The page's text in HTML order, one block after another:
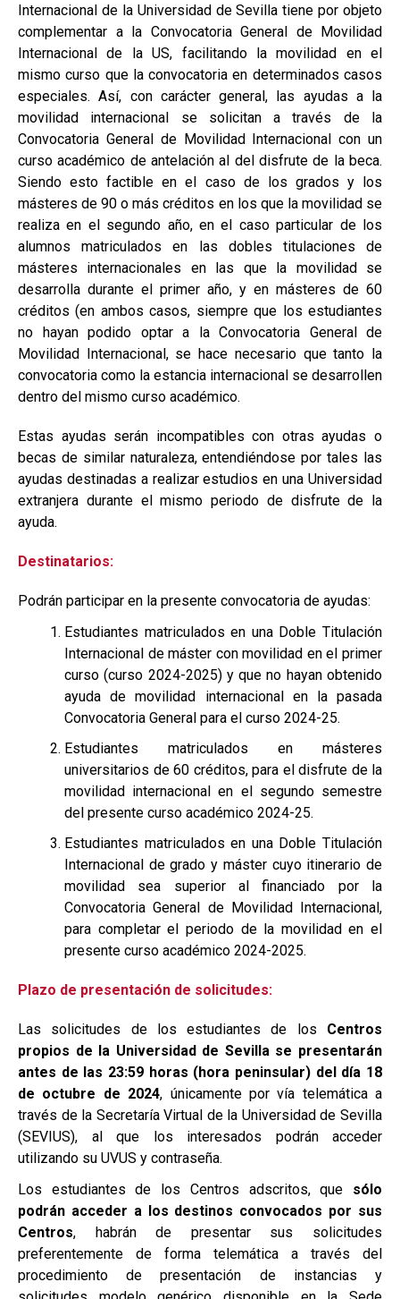
Internacional de la Universidad de Sevilla tiene por objeto
complementar a la Convocatoria General de Movilidad
Internacional de la US, facilitando la movilidad en el
mismo curso que la convocatoria en determinados casos
especiales. Así, con carácter general, las ayudas a la
movilidad internacional se solicitan a través de la
Convocatoria General de Movilidad Internacional con un
curso académico de antelación al del disfrute de la beca.
Siendo esto factible en el caso de los grados y los
másteres de 90 o más créditos en los que la movilidad se
realiza en el segundo año, en el caso particular de los
alumnos matriculados en las dobles titulaciones de
másteres internacionales en las que la movilidad se
desarrolla durante el primer año, y en másteres de 60
créditos (en ambos casos, siempre que los estudiantes
no hayan podido optar a la Convocatoria General de
Movilidad Internacional, se hace necesario que tanto la
convocatoria como la estancia internacional se desarrollen
dentro del mismo curso académico.
Estas ayudas serán incompatibles con otras ayudas o
becas de similar naturaleza, entendiéndose por tales las
ayudas destinadas a realizar estudios en una Universidad
extranjera durante el mismo periodo de disfrute de la
ayuda.
Destinatarios:
Podrán participar en la presente convocatoria de ayudas:
Estudiantes matriculados en una Doble Titulación
Internacional de máster con movilidad en el primer
curso (curso 2024-2025) y que no hayan obtenido
ayuda de movilidad internacional en la pasada
Convocatoria General para el curso 2024-25.
Estudiantes matriculados en másteres
universitarios de 60 créditos, para el disfrute de la
movilidad internacional en el segundo semestre
del presente curso académico 2024-25.
Estudiantes matriculados en una Doble Titulación
Internacional de grado y máster cuyo itinerario de
movilidad sea superior al financiado por la
Convocatoria General de Movilidad Internacional,
para completar el periodo de la movilidad en el
presente curso académico 2024-2025.
Plazo de presentación de solicitudes:
Las solicitudes de los estudiantes de los Centros
propios de la Universidad de Sevilla se presentarán
antes de las 23:59 horas (hora peninsular) del día 18
de octubre de 2024, únicamente por vía telemática a
través de la Secretaría Virtual de la Universidad de Sevilla
(SEVIUS), al que los interesados podrán acceder
utilizando su UVUS y contraseña.
Los estudiantes de los Centros adscritos, que sólo
podrán acceder a los destinos convocados por sus
Centros, habrán de presentar sus solicitudes
preferentemente de forma telemática a través del
procedimiento de presentación de instancias y